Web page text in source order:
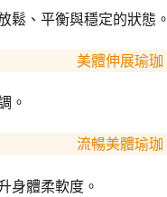
鬆、平衡與穩定的狀態。
美體伸展瑜珈
。
流暢美體瑜珈
身體柔軟度。